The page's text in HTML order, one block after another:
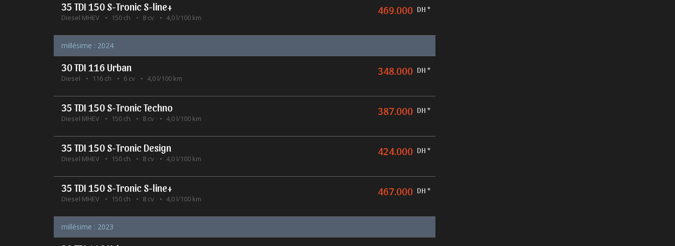
35 TDI 150 S-Tronic S-line+
Diesel MHEV 150 ch 8 cv 4,0 l/100 km
469.000 DH *
millésime : 2024
30 TDI 116 Urban
Diesel 116 ch 6 cv 4,0 l/100 km
348.000 DH *
35 TDI 150 S-Tronic Techno
Diesel MHEV 150 ch 8 cv 4,0 l/100 km
387.000 DH *
35 TDI 150 S-Tronic Design
Diesel MHEV 150 ch 8 cv 4,0 l/100 km
424.000 DH *
35 TDI 150 S-Tronic S-line+
Diesel MHEV 150 ch 8 cv 4,0 l/100 km
467.000 DH *
millésime : 2023